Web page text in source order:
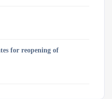
for reopening of